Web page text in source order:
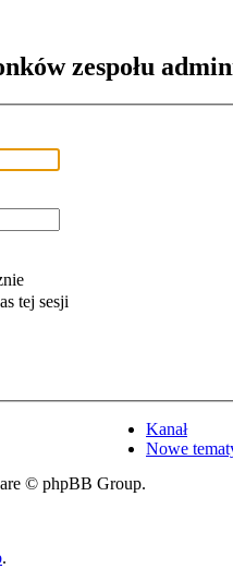
zespołu
tej sesji
© phpBB Group.
.
Kanał
Nowe